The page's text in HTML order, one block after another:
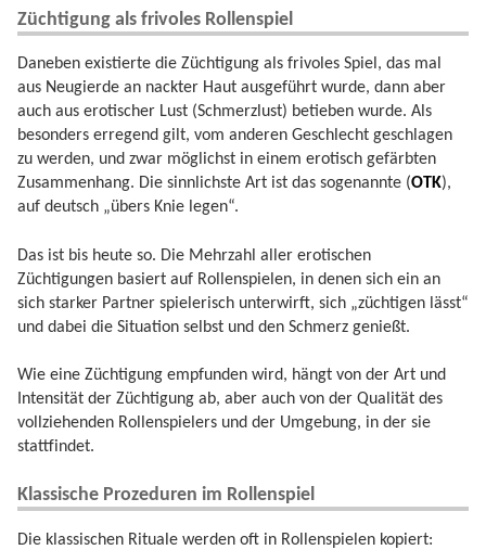
Züchtigung als frivoles Rollenspiel
Daneben existierte die Züchtigung als frivoles Spiel, das mal
aus Neugierde an nackter Haut ausgeführt wurde, dann aber
auch aus erotischer Lust (Schmerzlust) betieben wurde. Als
besonders erregend gilt, vom anderen Geschlecht geschlagen
zu werden, und zwar möglichst in einem erotisch gefärbten
Zusammenhang. Die sinnlichste Art ist das sogenannte (OTK),
auf deutsch „übers Knie legen“.
Das ist bis heute so. Die Mehrzahl aller erotischen
Züchtigungen basiert auf Rollenspielen, in denen sich ein an
sich starker Partner spielerisch unterwirft, sich „züchtigen lässt“
und dabei die Situation selbst und den Schmerz genießt.
Wie eine Züchtigung empfunden wird, hängt von der Art und
Intensität der Züchtigung ab, aber auch von der Qualität des
vollziehenden Rollenspielers und der Umgebung, in der sie
stattfindet.
Klassische Prozeduren im Rollenspiel
Die klassischen Rituale werden oft in Rollenspielen kopiert: